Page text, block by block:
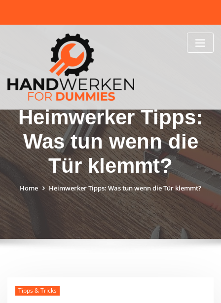
content
Heimwerker Tipps:
Was tun wenn die
Tür klemmt?
Home Heimwerker Tipps: Was tun wenn die Tür klemmt?
Tipps & Tricks